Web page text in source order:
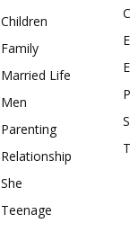
Children
Family
Married Life
Men
Parenting
Relationship
She
Teenage